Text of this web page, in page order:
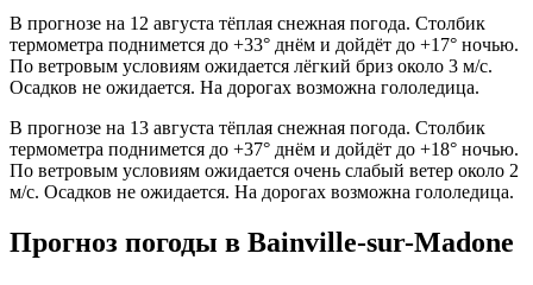
В прогнозе на 12 августа тёплая снежная погода. Столбик
термометра поднимется до +33° днём и дойдёт до +17° ночью.
По ветровым условиям ожидается лёгкий бриз около 3 м/с.
Осадков не ожидается. На дорогах возможна гололедица.
В прогнозе на 13 августа тёплая снежная погода. Столбик
термометра поднимется до +37° днём и дойдёт до +18° ночью.
По ветровым условиям ожидается очень слабый ветер около 2
м/с. Осадков не ожидается. На дорогах возможна гололедица.
Прогноз погоды в Bainville-sur-Madonе